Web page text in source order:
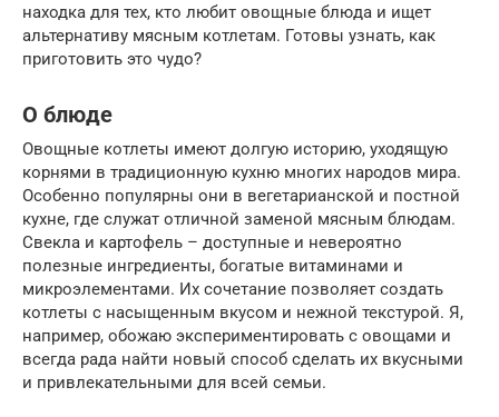
находка для тех, кто любит овощные блюда и ищет
альтернативу мясным котлетам. Готовы узнать, как
приготовить это чудо?
О блюде
Овощные котлеты имеют долгую историю, уходящую
корнями в традиционную кухню многих народов мира.
Особенно популярны они в вегетарианской и постной
кухне, где служат отличной заменой мясным блюдам.
Свекла и картофель – доступные и невероятно
полезные ингредиенты, богатые витаминами и
микроэлементами. Их сочетание позволяет создать
котлеты с насыщенным вкусом и нежной текстурой. Я,
например, обожаю экспериментировать с овощами и
всегда рада найти новый способ сделать их вкусными
и привлекательными для всей семьи.